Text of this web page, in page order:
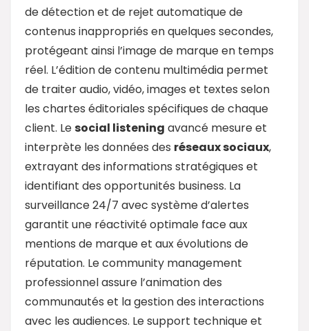
de détection et de rejet automatique de
contenus inappropriés en quelques secondes,
protégeant ainsi l’image de marque en temps
réel. L’édition de contenu multimédia permet
de traiter audio, vidéo, images et textes selon
les chartes éditoriales spécifiques de chaque
client. Lesocial listening avancé mesure et
interprète les données des réseaux sociaux,
extrayant des informations stratégiques et
identifiant des opportunités business. La
surveillance 24/7 avec système d’alertes
garantit une réactivité optimale face aux
mentions de marque et aux évolutions de
réputation. Le community management
professionnel assure l’animation des
communautés et la gestion des interactions
avec les audiences. Le support technique et